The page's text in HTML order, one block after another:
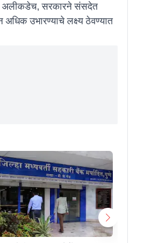
अलीकडेच, सरकारने संसदेत
उभारण्याचे लक्ष्य ठेवण्यात